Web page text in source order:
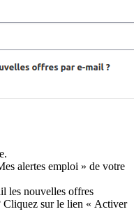
alertes emploi » de votre
les nouvelles offres
Cliquez sur le lien « Activer